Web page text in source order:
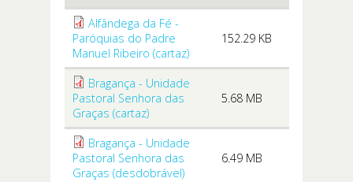
Alfândega da Fé -
Paróquias do Padre
Manuel Ribeiro (cartaz)
152.29 KB
Bragança - Unidade
Pastoral Senhora das
Graças (cartaz)
5.68 MB
Bragança - Unidade
Pastoral Senhora das
Graças (desdobrável)
6.49 MB